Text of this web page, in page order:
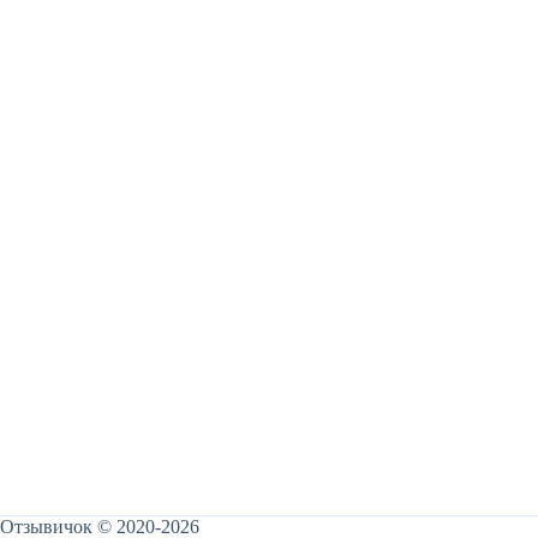
Отзывичок © 2020-2026